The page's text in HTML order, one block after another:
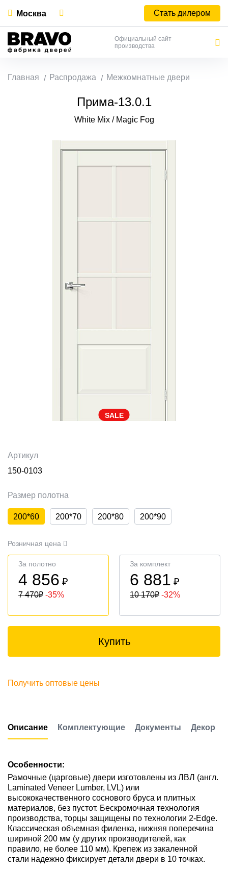
Москва Стать дилером
Официальный сайт
производства
Главная Распродажа Межкомнатные двери
Прима-13.0.1
White Mix / Magic Fog
SALE
Артикул
150-0103
Размер полотна
200*60 200*70 200*80 200*90
Розничная цена
За полотно
4 856 ₽
7 470₽ -35%
За комплект
6 881 ₽
10 170₽ -32%
Купить
Получить оптовые цены
Описание Комплектующие Документы Декор
Особенности:
Рамочные (царговые) двери изготовлены из ЛВЛ (англ.
Laminated Veneer Lumber, LVL) или
высококачественного соснового бруса и плитных
материалов, без пустот. Бескромочная технология
производства, торцы защищены по технологии 2-Edge.
Классическая объемная филенка, нижняя поперечина
шириной 200 мм (у других производителей, как
правило, не более 110 мм). Крепеж из закаленной
стали надежно фиксирует детали двери в 10 точках.